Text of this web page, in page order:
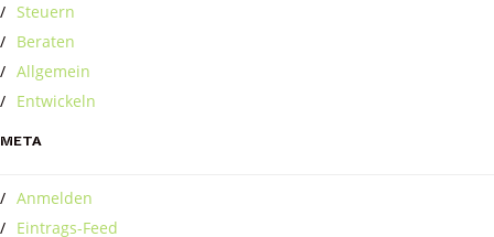
Steuern
Beraten
Allgemein
Entwickeln
META
Anmelden
Eintrags-Feed